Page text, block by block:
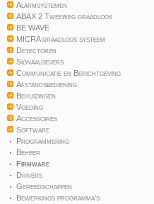
Alarmsystemen
ABAX 2 Tweeweg draadloos
BE WAVE
MICRA draadloos systeem
Detectoren
Signaalgevers
Communicatie en Berichtgeving
Afstandsbediening
Behuizingen
Voeding
Accessoires
Software
Programmering
Beheer
Firmware
Drivers
Gereedschappen
Bewerkings programma's